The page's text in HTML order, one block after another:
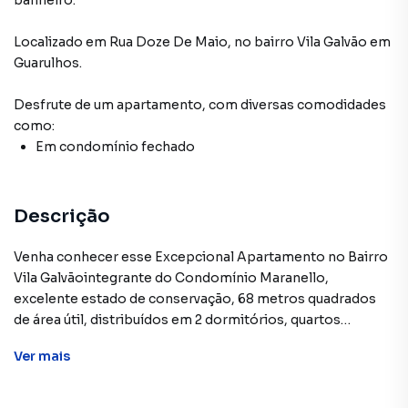
Localizado em Rua Doze De Maio, no bairro Vila Galvão em
Guarulhos.
Desfrute de um apartamento, com diversas comodidades
como:
Em condomínio fechado
Descrição
Venha conhecer esse Excepcional Apartamento no Bairro
Vila Galvãointegrante do Condomínio Maranello,
excelente estado de conservação, 68 metros quadrados
de área útil, distribuídos em 2 dormitórios, quartos
cozinha com armários planejados, banheiro com box de
Ver mais